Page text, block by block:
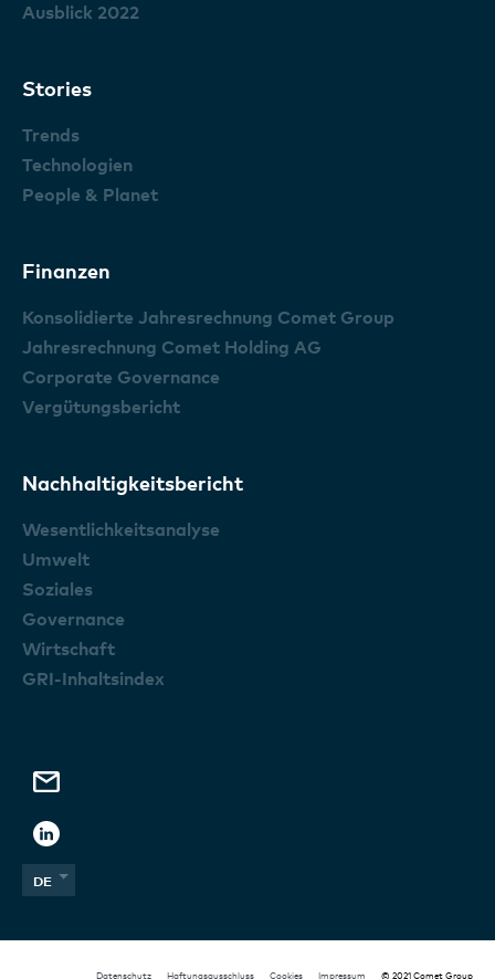
Ausblick 2022
Stories
Trends
Technologien
People & Planet
Finanzen
Konsolidierte Jahresrechnung Comet Group
Jahresrechnung Comet Holding AG
Corporate Governance
Vergütungsbericht
Nachhaltigkeitsbericht
Wesentlichkeitsanalyse
Umwelt
Soziales
Governance
Wirtschaft
GRI-Inhaltsindex
DE
Datenschutz Haftungsausschluss Cookies Impressum © 2021 Comet Group